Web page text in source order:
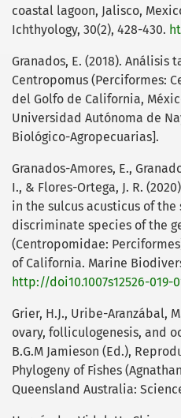
coastal lagoon, Jalisco,
Ichthyology, 30(2), 428-430.
Granados, E. (2018). Análisis
Centropomus (Perciformes:
del Golfo de California,
Universidad Autónoma de
Biológico-Agropecuarias].
Granados-Amores, E.,
I., & Flores-Ortega, J. R.
in the sulcus acusticus of
discriminate species of the
(Centropomidae:
of California. Marine
http://doi10.1007s12526-019-
Grier, H.J., Uribe-Aranzábal,
ovary, folliculogenesis, and
B.G.M Jamieson (Ed.),
Phylogeny of Fishes
Queensland Australia: